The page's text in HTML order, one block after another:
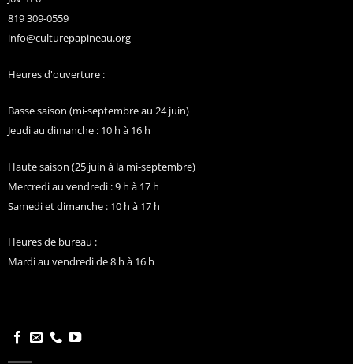
819 309-0559
info@culturepapineau.org
Heures d'ouverture :
Basse saison (mi-septembre au 24 juin)
Jeudi au dimanche : 10 h à 16 h
Haute saison (25 juin à la mi-septembre)
Mercredi au vendredi : 9 h à 17 h
Samedi et dimanche : 10 h à 17 h
Heures de bureau :
Mardi au vendredi de 8 h à 16 h